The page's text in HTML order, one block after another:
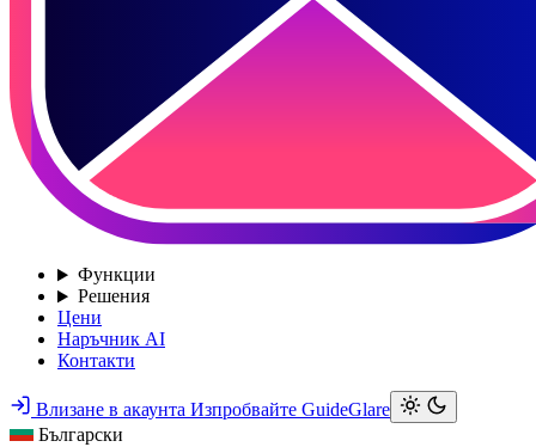
Функции
Решения
Цени
Наръчник AI
Контакти
Влизане в акаунта Изпробвайте GuideGlare
Български